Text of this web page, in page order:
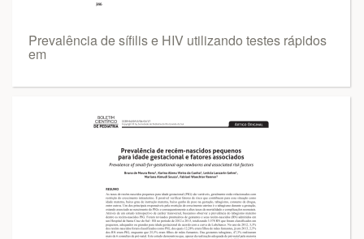
Prevalência de sífilis e HIV utilizando testes rápidos
em